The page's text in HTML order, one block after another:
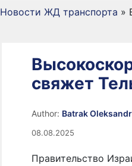
Новости ЖД транспорта »
свяжет
Author: Batrak Oleksandr
08.08.2025
Правительство